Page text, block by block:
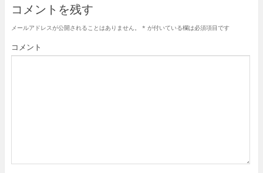
コメントを残す
メールアドレスが公開されることはありません。 * が付いている欄は必須項目です
コメント